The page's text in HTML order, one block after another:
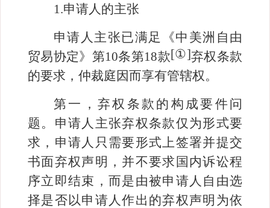
1.申请人的主张
申请人主张已满足《中美洲自由
贸易协定》第10条第18款[①]弃权条款
的要求，仲裁庭因而享有管辖权。
第一，弃权条款的构成要件问
题。申请人主张弃权条款仅为形式要
求，申请人只需要形式上签署并提交
书面弃权声明，并不要求国内诉讼程
序立即结束，而是由被申请人自由选
择是否以申请人作出的弃权声明为依